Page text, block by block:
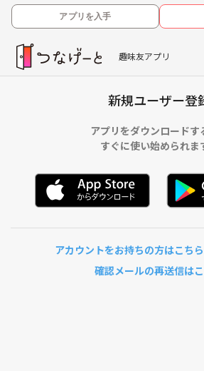
アプリを入手
趣味友アプリ
新規ユーザー登
アプリをダウンロードす
すぐに使い始められま
アカウントをお持ちの方はこちら
確認メールの再送信は